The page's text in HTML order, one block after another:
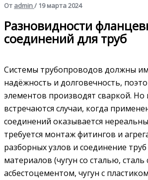
От admin/ 19 марта 2024
Разновидности
соединений для труб
Системы трубопроводов должны
надёжность и долговечность,
элементов производят сваркой. Но
встречаются случаи, когда
соединений оказывается
требуется монтаж фитингов и
разборных узлов и соединение
материалов (чугун со сталью, сталь
асбестоцементом, чугун с